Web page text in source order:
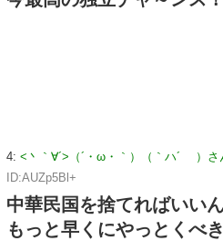
4: <丶｀∀´>（´・ω・｀）（｀ハ´ ）さ
ID:AUZp5Bl+
中華民国を捨てればいい
もっと早くにやっとくべ